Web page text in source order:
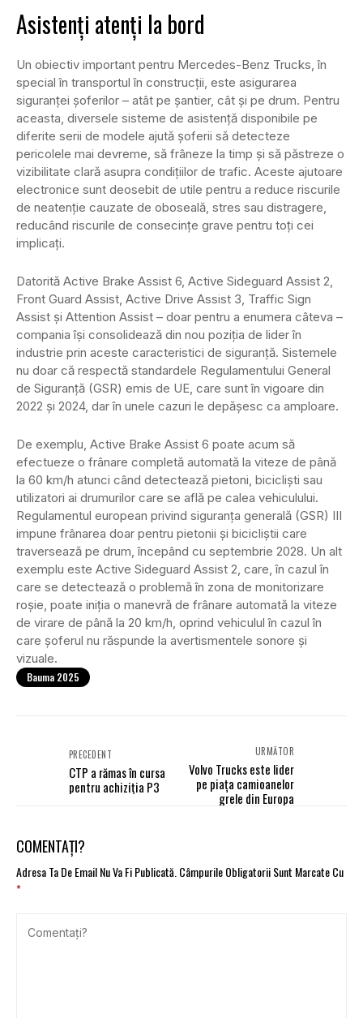
Asistenți atenți la bord
Un obiectiv important pentru Mercedes-Benz Trucks, în
special în transportul în construcții, este asigurarea
siguranței șoferilor – atât pe șantier, cât și pe drum. Pentru
aceasta, diversele sisteme de asistență disponibile pe
diferite serii de modele ajută șoferii să detecteze
pericolele mai devreme, să frâneze la timp și să păstreze o
vizibilitate clară asupra condițiilor de trafic. Aceste ajutoare
electronice sunt deosebit de utile pentru a reduce riscurile
de neatenție cauzate de oboseală, stres sau distragere,
reducând riscurile de consecințe grave pentru toți cei
implicați.
Datorită Active Brake Assist 6, Active Sideguard Assist 2,
Front Guard Assist, Active Drive Assist 3, Traffic Sign
Assist și Attention Assist – doar pentru a enumera câteva –
compania își consolidează din nou poziția de lider în
industrie prin aceste caracteristici de siguranță. Sistemele
nu doar că respectă standardele Regulamentului General
de Siguranță (GSR) emis de UE, care sunt în vigoare din
2022 și 2024, dar în unele cazuri le depășesc ca amploare.
De exemplu, Active Brake Assist 6 poate acum să
efectueze o frânare completă automată la viteze de până
la 60 km/h atunci când detectează pietoni, bicicliști sau
utilizatori ai drumurilor care se află pe calea vehiculului.
Regulamentul european privind siguranța generală (GSR) III
impune frânarea doar pentru pietonii și bicicliștii care
traversează pe drum, începând cu septembrie 2028. Un alt
exemplu este Active Sideguard Assist 2, care, în cazul în
care se detectează o problemă în zona de monitorizare
roșie, poate iniția o manevră de frânare automată la viteze
de virare de până la 20 km/h, oprind vehiculul în cazul în
care șoferul nu răspunde la avertismentele sonore și
vizuale.
Bauma 2025
PRECEDENT
CTP a rămas în cursa
pentru achiziția P3
URMĂTOR
Volvo Trucks este lider
pe piața camioanelor
grele din Europa
COMENTAȚI?
Adresa Ta De Email Nu Va Fi Publicată. Câmpurile Obligatorii Sunt Marcate Cu
*